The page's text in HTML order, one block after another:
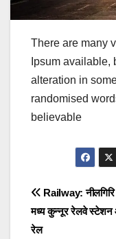
There are many
Ipsum available,
alteration in
randomised
believable
Post
Railway: नीलगिरि
मध्य कुन्नूर रेलवे स्टेशन
रेल